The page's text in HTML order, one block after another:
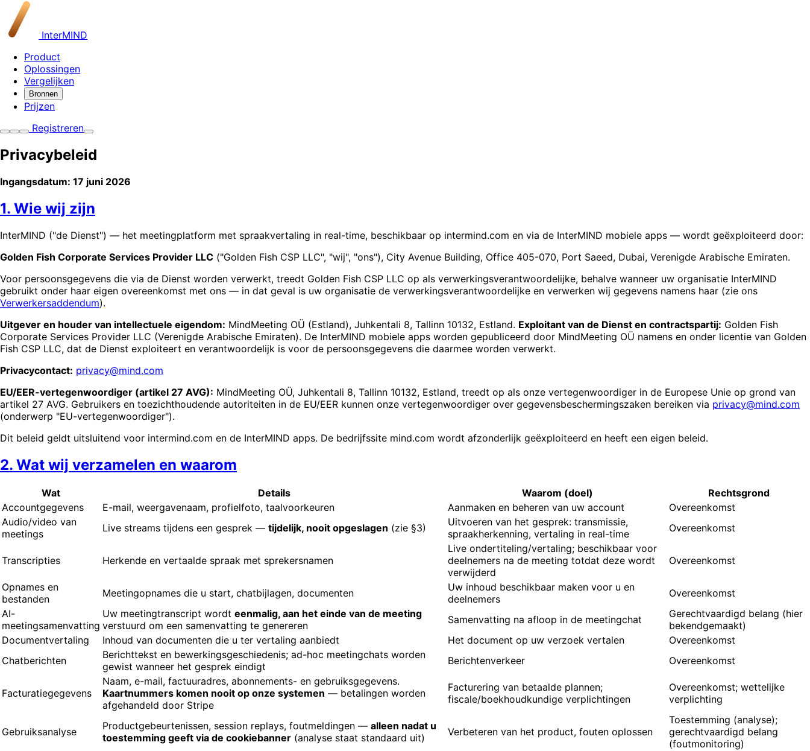
InterMIND
Product
Oplossingen
Vergelijken
Bronnen
Prijzen
Registreren
Privacybeleid
Ingangsdatum: 17 juni 2026
1. Wie wij zijn
InterMIND ("de Dienst") — het meetingplatform met spraakvertaling in real-time, beschikbaar op intermind.com en via de InterMIND mobiele apps — wordt geëxploiteerd door:
Golden Fish Corporate Services Provider LLC ("Golden Fish CSP LLC", "wij", "ons"), City Avenue Building, Office 405-070, Port Saeed, Dubai, Verenigde Arabische Emiraten.
Voor persoonsgegevens die via de Dienst worden verwerkt, treedt Golden Fish CSP LLC op als verwerkingsverantwoordelijke, behalve wanneer uw organisatie InterMIND
gebruikt onder haar eigen overeenkomst met ons — in dat geval is uw organisatie de verwerkingsverantwoordelijke en verwerken wij gegevens namens haar (zie ons
Verwerkersaddendum).
Uitgever en houder van intellectuele eigendom: MindMeeting OÜ (Estland), Juhkentali 8, Tallinn 10132, Estland. Exploitant van de Dienst en contractspartij: Golden Fish
Corporate Services Provider LLC (Verenigde Arabische Emiraten). De InterMIND mobiele apps worden gepubliceerd door MindMeeting OÜ namens en onder licentie van Golden
Fish CSP LLC, dat de Dienst exploiteert en verantwoordelijk is voor de persoonsgegevens die daarmee worden verwerkt.
Privacycontact: privacy@mind.com
EU/EER-vertegenwoordiger (artikel 27 AVG): MindMeeting OÜ, Juhkentali 8, Tallinn 10132, Estland, treedt op als onze vertegenwoordiger in de Europese Unie op grond van
artikel 27 AVG. Gebruikers en toezichthoudende autoriteiten in de EU/EER kunnen onze vertegenwoordiger over gegevensbeschermingszaken bereiken via privacy@mind.com
(onderwerp "EU-vertegenwoordiger").
Dit beleid geldt uitsluitend voor intermind.com en de InterMIND apps. De bedrijfssite mind.com wordt afzonderlijk geëxploiteerd en heeft een eigen beleid.
2. Wat wij verzamelen en waarom
Wat Details Waarom (doel)
Rechtsgrond
Accountgegevens
E-mail, weergavenaam, profielfoto, taalvoorkeuren Aanmaken en beheren van uw account
Overeenkomst
Audio/video van
meetings
Live streams tijdens een gesprek — tijdelijk, nooit opgeslagen (zie §3)
Uitvoeren van het gesprek: transmissie,
spraakherkenning, vertaling in real-time
Overeenkomst
Transcripties Herkende en vertaalde spraak met sprekersnamen
Live ondertiteling/vertaling; beschikbaar voor
deelnemers na de meeting totdat deze wordt
verwijderd
Overeenkomst
Opnames en
bestanden
Meetingopnames die u start, chatbijlagen, documenten
Uw inhoud beschikbaar maken voor u en
deelnemers
Overeenkomst
AI-
meetingsamenvatting
Uw meetingtranscript wordt eenmalig, aan het einde van de meeting
verstuurd om een samenvatting te genereren
Samenvatting na afloop in de meetingchat
Gerechtvaardigd belang (hier
bekendgemaakt)
Documentvertaling
Inhoud van documenten die u ter vertaling aanbiedt Het document op uw verzoek vertalen
Overeenkomst
Chatberichten
Berichttekst en bewerkingsgeschiedenis; ad-hoc meetingchats worden
gewist wanneer het gesprek eindigt
Berichtenverkeer Overeenkomst
Facturatiegegevens
Naam, e-mail, factuuradres, abonnements- en gebruiksgegevens.
Kaartnummers komen nooit op onze systemen — betalingen worden
afgehandeld door Stripe
Facturering van betaalde plannen;
fiscale/boekhoudkundige verplichtingen
Overeenkomst; wettelijke
verplichting
Gebruiksanalyse Productgebeurtenissen, session replays, foutmeldingen — alleen nadat u
toestemming geeft via de cookiebanner (analyse staat standaard uit) Verbeteren van het product, fouten oplossen
Toestemming (analyse);
gerechtvaardigd belang
(foutmonitoring)